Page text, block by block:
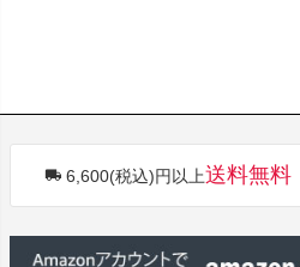
6,600(税込)円以上送料無料